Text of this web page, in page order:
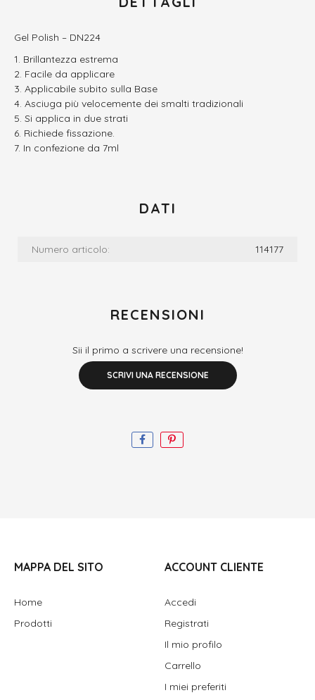
Gel Polish – DN224
Brillantezza estrema
Facile da applicare
Applicabile subito sulla Base
Asciuga più velocemente dei smalti tradizionali
Si applica in due strati
Richiede fissazione.
In confezione da 7ml
DATI
Numero articolo: 114177
RECENSIONI
Sii il primo a scrivere una recensione!
SCRIVI UNA RECENSIONE
MAPPA DEL SITO
Home
Prodotti
ACCOUNT CLIENTE
Accedi
Registrati
Il mio profilo
Carrello
I miei preferiti